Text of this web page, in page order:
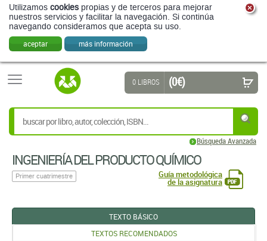
Utilizamos cookies propias y de terceros para mejorar
nuestros servicios y facilitar la navegación. Si continúa
navegando consideramos que acepta su uso.
aceptar más información
Búsqueda Avanzada
0 LIBROS (0 €)
INGENIERÍA DEL PRODUCTO QUÍMICO
Primer cuatrimestre Guía metodológica
de la asignatura
TEXTO BÁSICO
TEXTOS RECOMENDADOS